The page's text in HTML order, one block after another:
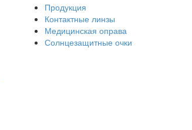
Продукция
Контактные линзы
Медицинская оправа
Солнцезащитные очки